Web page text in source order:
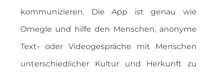
kommunizieren. Die App ist genau wie
Omegle und hilfe den Menschen, anonyme
Text- oder Videogespräche mit Menschen
unterschiedlicher Kultur und Herkunft zu